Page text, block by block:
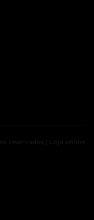
reservados | Loja online